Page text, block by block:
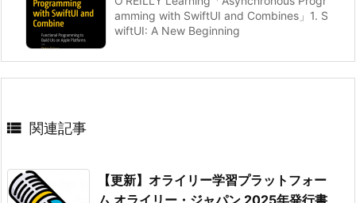
amming with SwiftUI and Combines」1. S
wiftUI: A New Beginning
 関連記事
【更新】オライリー学習プラットフォー
ム オライリー・ジャパン 2025年発行書